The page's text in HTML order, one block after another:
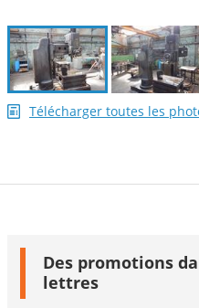
Télécharger toutes les
Des promotions
lettres